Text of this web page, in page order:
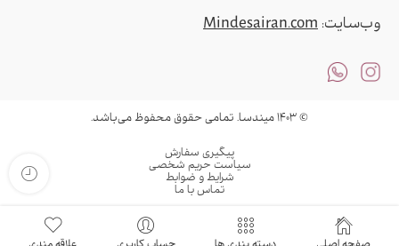
وب‌سایت: Mindesairan.com
© ۱۴۰۳ میندسا. تمامی حقوق محفوظ می‌باشد.
پیگیری سفارش
سیاست حریم شخصی
شرایط و ضوابط
تماس با ما